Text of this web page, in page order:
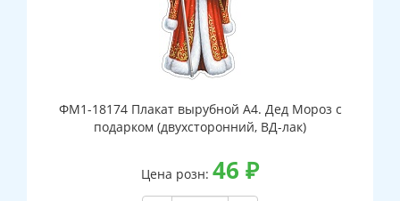
ФМ1-18174 Плакат вырубной А4. Дед Мороз с
подарком (двухсторонний, ВД-лак)
Цена розн: 46 ₽